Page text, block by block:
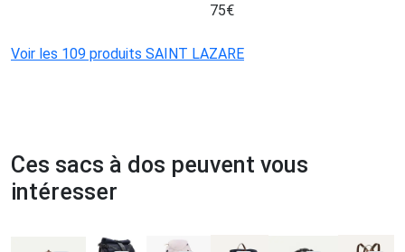
75€
Voir les 109 produits SAINT LAZARE
Ces sacs à dos peuvent vous
intéresser